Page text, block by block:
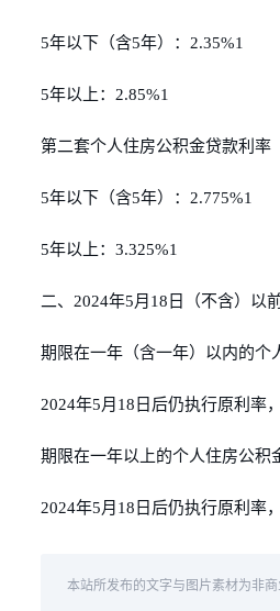
5年以下（含5年）：2.35%1
5年以上：2.85%1
第二套个人住房公积金贷款利率
5年以下（含5年）：2.775%1
5年以上：3.325%1
二、2024年5月18日（不含）以
期限在一年（含一年）以内的个
2024年5月18日后仍执行原利率
期限在一年以上的个人住房公积
2024年5月18日后仍执行原利率
本站所发布的文字与图片素材为非